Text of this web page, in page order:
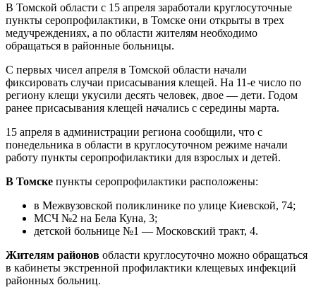
В Томской области с 15 апреля заработали круглосуточные
пункты серопрофилактики, в Томске они открыты в трех
медучреждениях, а по области жителям необходимо
обращаться в районные больницы.
С первых чисел апреля в Томской области начали
фиксировать случаи присасывания клещей. На 11-е число по
региону клещи укусили десять человек, двое — дети. Годом
ранее присасывания клещей начались с середины марта.
15 апреля в администрации региона сообщили, что с
понедельника в области в круглосуточном режиме начали
работу пункты серопрофилактики для взрослых и детей.
В Томске пункты серопрофилактики расположены:
в Межвузовской поликлинике по улице Киевской, 74;
МСЧ №2 на Бела Куна, 3;
детской больнице №1 — Московский тракт, 4.
Жителям районов области круглосуточно можно обращаться
в кабинеты экстренной профилактики клещевых инфекций
районных больниц.